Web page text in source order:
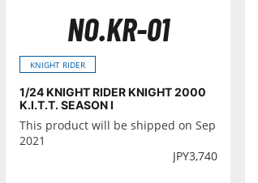
NO.KR-01
KNIGHT RIDER
1/24 KNIGHT RIDER KNIGHT 2000
K.I.T.T. SEASON I
This product will be shipped on Sep
2021
JPY3,740